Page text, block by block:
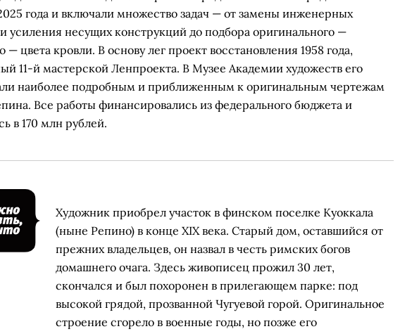
года и включали множество задач — от замены инженерных
усиления несущих конструкций до подбора оригинального —
— цвета кровли. В основу лег проект восстановления 1958 года,
11-й мастерской Ленпроекта. В Музее Академии художеств его
наиболее подробным и приближенным к оригинальным чертежам
Все работы финансировались из федерального бюджета и
в 170 млн рублей.
Художник приобрел участок в финском поселке Куоккала
(ныне Репино) в конце XIX века. Старый дом, оставшийся от
прежних владельцев, он назвал в честь римских богов
домашнего очага. Здесь живописец прожил 30 лет,
скончался и был похоронен в прилегающем парке: под
высокой грядой, прозванной Чугуевой горой. Оригинальное
строение сгорело в военные годы, но позже его